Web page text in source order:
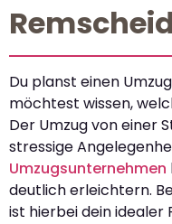
Du planst einen
möchtest wissen,
Der Umzug von einer
stressige
Umzugsunternehmen
deutlich erleichtern.
ist hierbei dein idealer